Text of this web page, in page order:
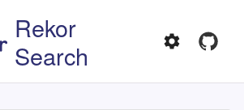
Rekor
Search